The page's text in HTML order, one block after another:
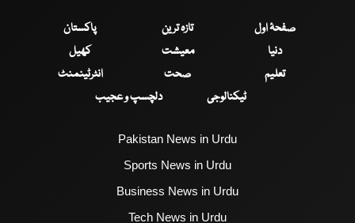
صفحۂ اول تازہ ترین
پاکستان
دنیا
معیشت
کھیل
تعلیم
صحت
انٹرٹینمنٹ
ٹیکنالوجی
دلچسپ و عجیب
Pakistan News in Urdu
Sports News in Urdu
Business News in Urdu
Tech News in Urdu